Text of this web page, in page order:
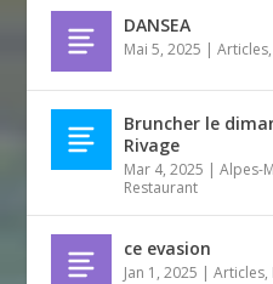
DANSEA
Mai 5, 2025 |Articles,
Bruncher le
Rivage
Mar 4, 2025 |Alpes-
Restaurant
ce evasion
Jan 1, 2025 |Articles,